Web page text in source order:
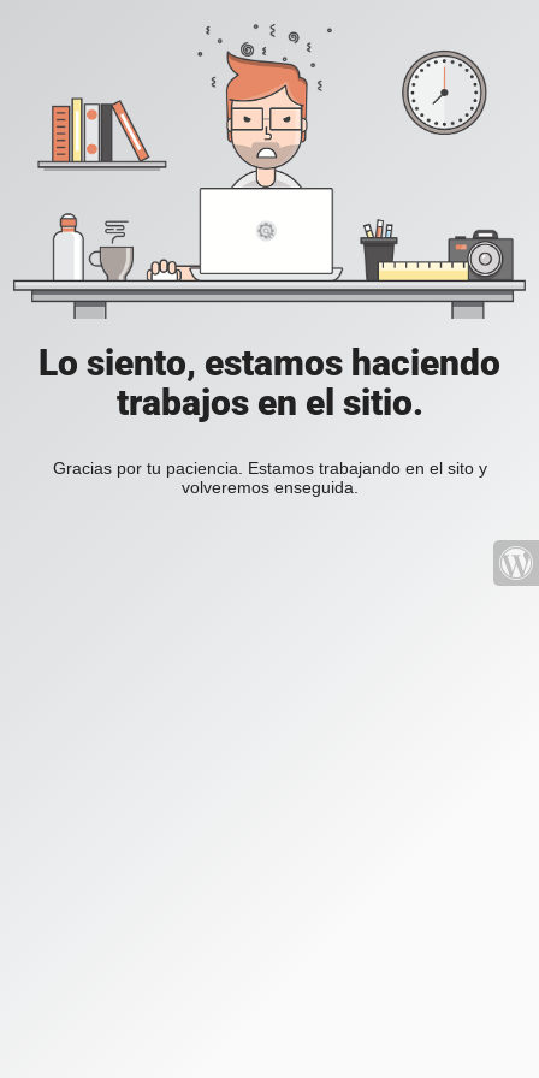
Lo siento, estamos haciendo
trabajos en el sitio.
Gracias por tu paciencia. Estamos trabajando en el sito y
volveremos enseguida.